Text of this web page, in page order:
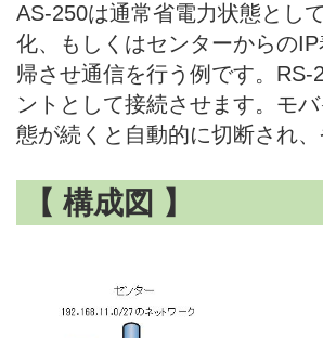
AS-250は通常省電力状態とし
化、もしくはセンターからの
帰させ通信を行う例です。
ントとして接続させます。モ
態が続くと自動的に切断され
【 構成図 】